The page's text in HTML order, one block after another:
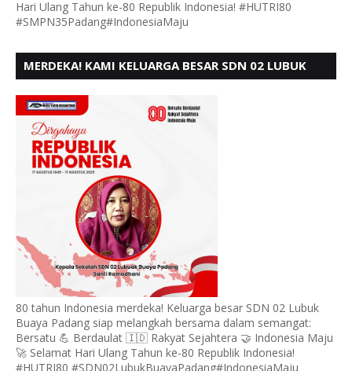
Hari Ulang Tahun ke-80 Republik Indonesia! #HUTRI80
#SMPN35Padang#IndonesiaMaju
MERDEKA! KAMI KELUARGA BESAR SDN 02 LUBUK
HUT RI KE - 80,
80 tahun Indonesia merdeka! Keluarga besar SDN 02 Lubuk
Buaya Padang siap melangkah bersama dalam semangat:
Bersatu 💪 Berdaulat 🇮🇩 Rakyat Sejahtera 🤝 Indonesia Maju
🚀 Selamat Hari Ulang Tahun ke-80 Republik Indonesia!
#HUTRI80 #SDN02LubukBuayaPadang#IndonesiaMaju